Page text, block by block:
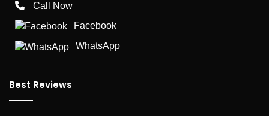
Call Now
Facebook
WhatsApp
Best Reviews